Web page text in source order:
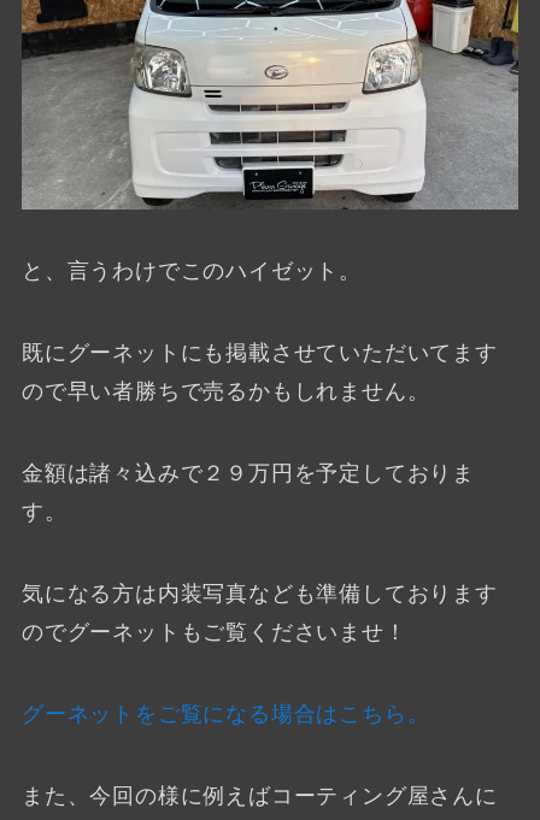
と、言うわけでこのハイゼット。
既にグーネットにも掲載させていただいてます
ので早い者勝ちで売るかもしれません。
金額は諸々込みで２９万円を予定しておりま
す。
気になる方は内装写真なども準備しております
のでグーネットもご覧くださいませ！
グーネットをご覧になる場合はこちら。
また、今回の様に例えばコーティング屋さんに